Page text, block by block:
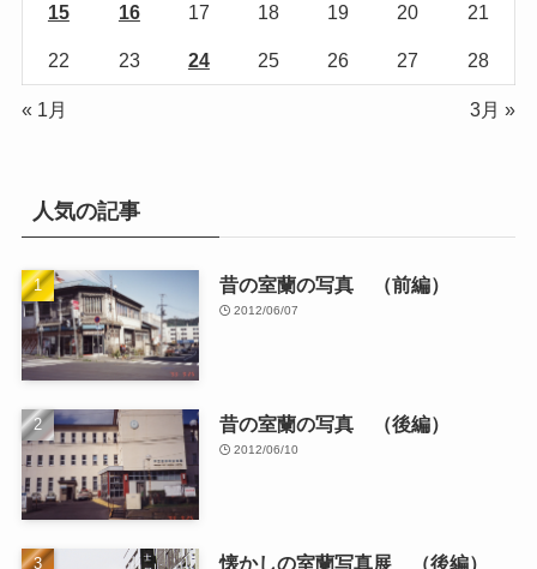
15 16 17 18 19 20 21
22 23 24 25 26 27 28
« 1月 3月 »
人気の記事
昔の室蘭の写真 （前編）
2012/06/07
昔の室蘭の写真 （後編）
2012/06/10
懐かしの室蘭写真展 （後編）